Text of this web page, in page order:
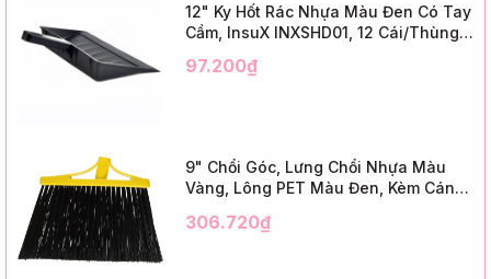
12" Ky Hốt Rác Nhựa Màu Đen Có Tay
Cầm, InsuX INXSHD01, 12 Cái/Thùng,
Black Plastic)
97.200₫
9" Chổi Góc, Lưng Chổi Nhựa Màu
Vàng, Lông PET Màu Đen, Kèm Cán
12 Bộ/Thùng (9" Angle Broom, Yellow
306.720₫